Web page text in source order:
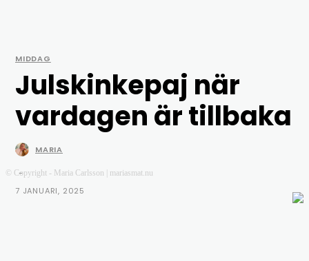
MIDDAG
Julskinkepaj när
vardagen är tillbaka
MARIA
-
7 JANUARI, 2025
© Copyright - Maria Carlsson | mariasmat.nu